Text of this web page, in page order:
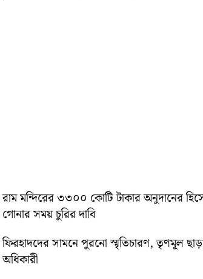
রাম মন্দিরের ৩৩০০ কোটি টাকার অনুদানের
গোনার সময় চুরির দাবি
ফিরহাদদের সামনে পুরনো স্মৃতিচারণ, তৃণমূল
অধিকারী